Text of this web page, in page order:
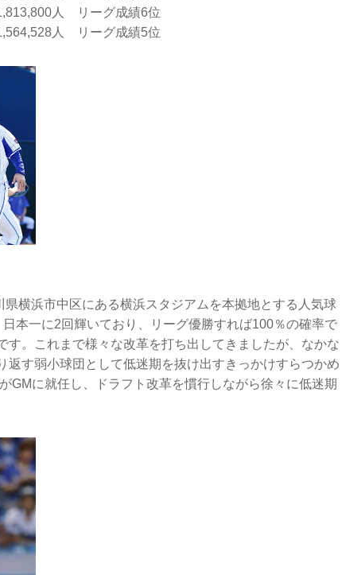
人 リーグ成績6位
人 リーグ成績5位
横浜市中区にある横浜スタジアムを本拠地とする人気球
本一に2回輝いており、リーグ優勝すれば100％の確率で
す。これまで様々な改革を打ち出してきましたが、なかな
返す弱小球団として低迷期を抜け出すきっかけすらつかめ
GMに就任し、ドラフト改革を慣行しながら徐々に低迷期